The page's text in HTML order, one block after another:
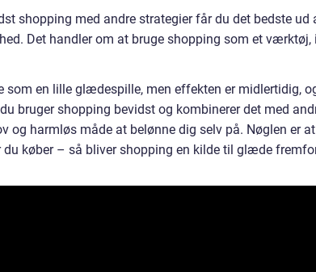
shopping med andre strategier får du det bedste ud
Det handler om at bruge shopping som et værktøj,
som en lille glædespille, men effekten er midlertidig,
bruger shopping bevidst og kombinerer det med
og harmløs måde at belønne dig selv på. Nøglen er
køber – så bliver shopping en kilde til glæde